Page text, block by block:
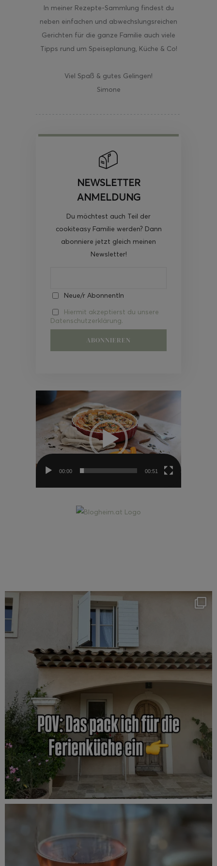
In meiner Rezepte-Sammlung findest du
neben einfachen und abwechslungsreichen
Gerichten für die ganze Familie auch viele
Tipps rund um Speiseplanung, Küche & Co!
Viel Spaß & gutes Gelingen!
Simone
NEWSLETTER
ANMELDUNG
Du möchtest auch Teil der
cookiteasy Familie werden? Dann
abonniere jetzt gleich meinen
Newsletter!
Neue/r AbonnentIn
Hiermit akzeptierst du unsere
Datenschutzerklärung.
Video-
00:00 00:51